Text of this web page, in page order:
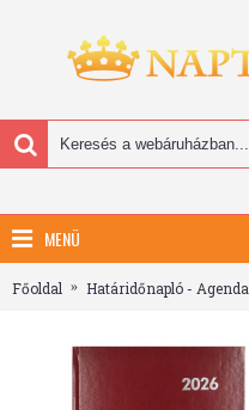
MENÜ
Főoldal Határidőnapló - Agenda